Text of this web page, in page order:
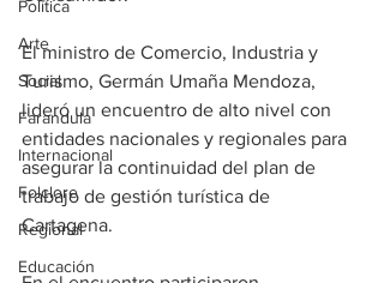
Política
Arte
Social
Farandula
Internacional
Folclore
Regional
Educación
El ministro de Comercio, Industria y
Turismo, Germán Umaña Mendoza,
lideró un encuentro de alto nivel con
entidades nacionales y regionales para
asegurar la continuidad del plan de
trabajo de gestión turística de
Cartagena.